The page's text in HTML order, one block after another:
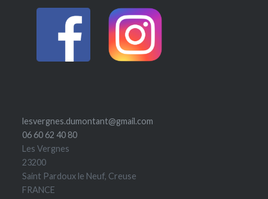
lesvergnes.dumontant@gmail.com
06 60 62 40 80
Les Vergnes
23200
Saint Pardoux le Neuf, Creuse
FRANCE